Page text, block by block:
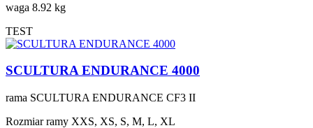
waga 8.92 kg
TEST
SCULTURA ENDURANCE 4000
rama SCULTURA ENDURANCE CF3 II
Rozmiar ramy XXS, XS, S, M, L, XL